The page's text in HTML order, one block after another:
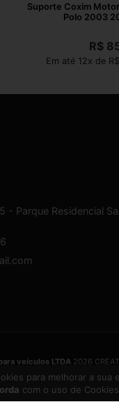
Suporte Coxim
Polo 2003
R$
Em até 12x de
- Parque Residencial
veículos LTDA 2026
veículos LTDA
para melhorar a
com o uso de Cookies.